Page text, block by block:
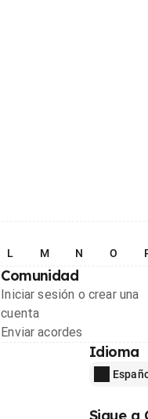
L M N O
Comunidad
Iniciar sesión o crear una
cuenta
Enviar acordes
Idioma